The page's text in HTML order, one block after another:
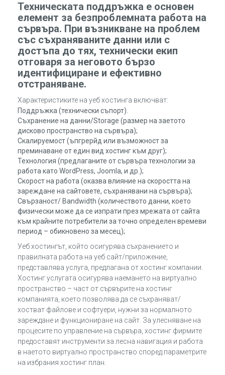
Техническата поддръжка е основен
елемент за безпроблемната работа на
сървъра. При възникване на проблем
със съхраняваните данни или с
достъпа до тях, технически екип
отговаря за неговото бързо
идентифициране и ефективно
отстраняване.
Характеристиките на уеб хостинга включват:
Поддръжка (технически съпорт).
Съхранение на данни/Storage (размер на заетото
дисково пространство на сървъра);
Скалируемост (ъпгрерйд или възможност за
преминаване от един вид хостинг към друг);
Технология (предлаганите от сървъра технологии за
работа като WordPress, Joomla, и др.);
Скорост на работа (оказва влияние на скоростта на
зареждане на сайтовете, съхранявани на сървъра);
Свързаност/ Bandwidth (количеството данни, което
физически може да се изпрати през мрежата от сайта
към крайните потребители за точно определен времеви
период – обикновено за месец);
Уеб хостингът, който осигурява съхранението и
правилната работа на уеб сайт/приложение,
представлява услуга, предлагана от хостинг компании.
Хостинг услугата осигурява наемането на виртуално
пространство – част от сървърите на хостинг
компанията, което позволява да се съхраняват/
хостват файлове и софтуери, нужни за нормалното
зареждане и функциониране на сайт. За улесняване на
процесите по управление на сървъра, хостинг фирмите
предоставят инструменти за лесна навигация и работа
в наетото виртуално пространство според параметрите
на избрания хостинг план.